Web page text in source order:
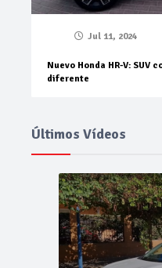
Jul 11, 2024
Nuevo Honda HR-V: SUV
diferente
Últimos Vídeos